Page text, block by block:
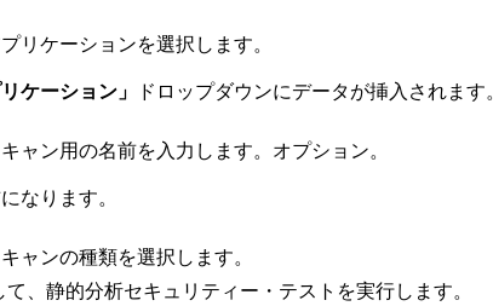
リケーションを選択します。
リケーション」 ドロップダウンにデータが挿入されます。
ャン用の名前を入力します。オプション。
なります。
ャンの種類を選択します。
て、静的分析セキュリティー・テストを実行します。